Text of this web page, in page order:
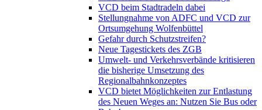
VCD beim Stadtradeln dabei
Stellungnahme von ADFC und VCD zur
Ortsumgehung Wolfenbüttel
Gefahr durch Schutzstreifen?
Neue Tagestickets des ZGB
Umwelt- und Verkehrsverbände kritisieren
die bisherige Umsetzung des
Regionalbahnkonzeptes
VCD bietet Möglichkeiten zur Entlastung
des Neuen Weges an: Nutzen Sie Bus oder